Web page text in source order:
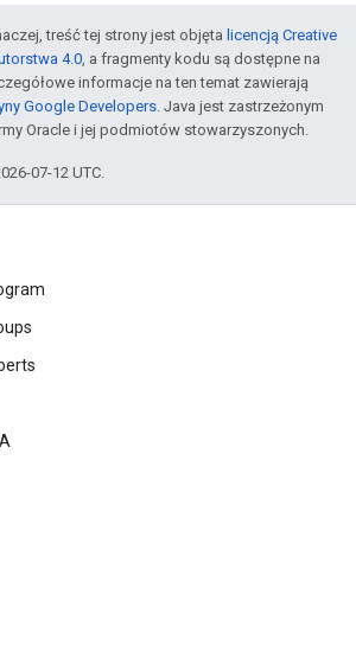
treść tej strony jest objęta licencją Creative
4.0, a fragmenty kodu są dostępne na
informacje na ten temat zawierają
Google Developers. Java jest zastrzeżonym
Oracle i jej podmiotów stowarzyszonych.
07-12 UTC.